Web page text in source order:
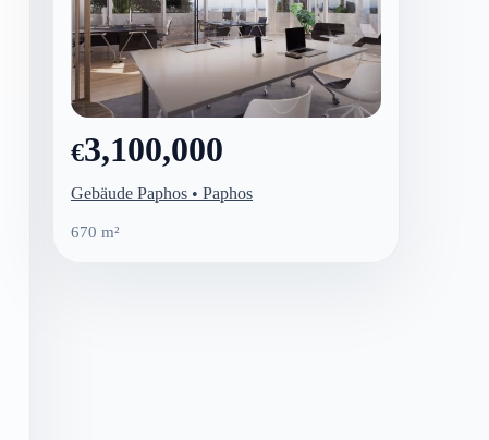
€3,100,000
Gebäude Paphos • Paphos
670 m²